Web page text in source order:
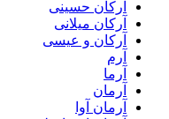
آرکان حسینی
آرکان میلانی
آرکان و عیسی
آرم
آرما
آرمان
آرمان آوا